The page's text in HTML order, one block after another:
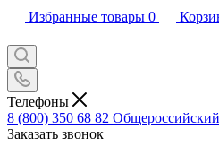
Избранные товары 0
Телефоны
8 (800) 350 68 82
Заказать звонок